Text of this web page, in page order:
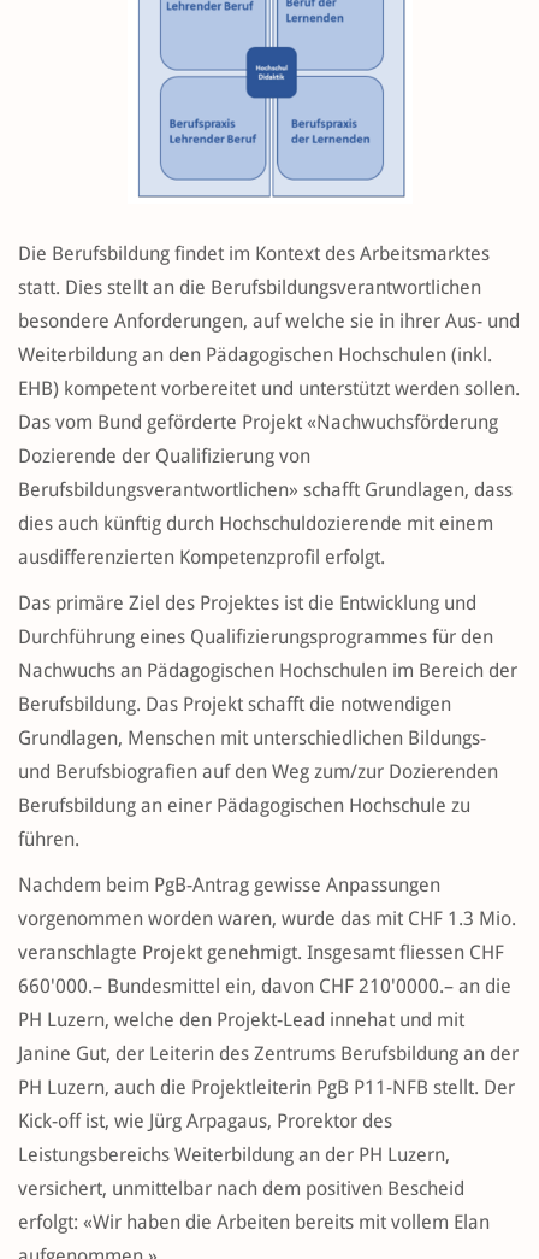
Die Berufsbildung findet im Kontext des Arbeitsmarktes
statt. Dies stellt an die Berufsbildungsverantwortlichen
besondere Anforderungen, auf welche sie in ihrer Aus- und
Weiterbildung an den Pädagogischen Hochschulen (inkl.
EHB) kompetent vorbereitet und unterstützt werden sollen.
Das vom Bund geförderte Projekt «Nachwuchsförderung
Dozierende der Qualifizierung von
Berufsbildungsverantwortlichen» schafft Grundlagen, dass
dies auch künftig durch Hochschuldozierende mit einem
ausdifferenzierten Kompetenzprofil erfolgt.
Das primäre Ziel des Projektes ist die Entwicklung und
Durchführung eines Qualifizierungsprogrammes für den
Nachwuchs an Pädagogischen Hochschulen im Bereich der
Berufsbildung. Das Projekt schafft die notwendigen
Grundlagen, Menschen mit unterschiedlichen Bildungs-
und Berufsbiografien auf den Weg zum/zur Dozierenden
Berufsbildung an einer Pädagogischen Hochschule zu
führen.
Nachdem beim PgB-Antrag gewisse Anpassungen
vorgenommen worden waren, wurde das mit CHF 1.3 Mio.
veranschlagte Projekt genehmigt. Insgesamt fliessen CHF
660'000.– Bundesmittel ein, davon CHF 210'0000.– an die
PH Luzern, welche den Projekt-Lead innehat und mit
Janine Gut, der Leiterin des Zentrums Berufsbildung an der
PH Luzern, auch die Projektleiterin PgB P11-NFB stellt. Der
Kick-off ist, wie Jürg Arpagaus, Prorektor des
Leistungsbereichs Weiterbildung an der PH Luzern,
versichert, unmittelbar nach dem positiven Bescheid
erfolgt: «Wir haben die Arbeiten bereits mit vollem Elan